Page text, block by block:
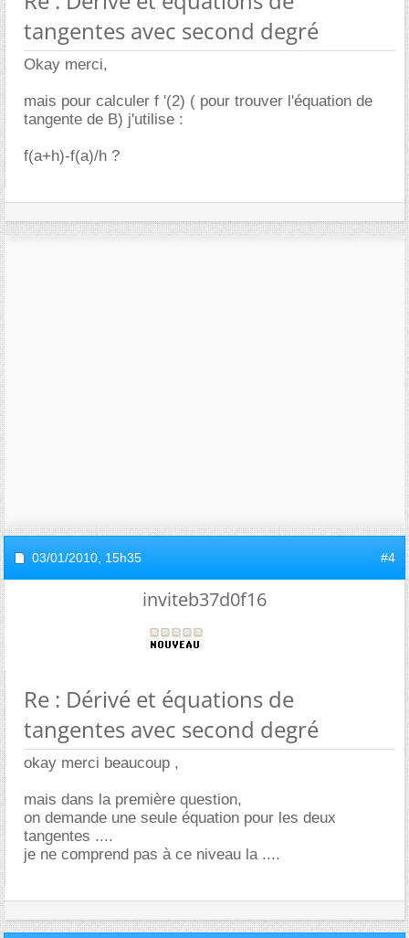
tangentes avec second degré
Okay merci,
mais pour calculer f '(2) ( pour trouver l'équation de
tangente de B) j'utilise :
f(a+h)-f(a)/h ?
03/01/2010, 15h35 #4
inviteb37d0f16
Re : Dérivé et équations de
tangentes avec second degré
okay merci beaucoup ,
mais dans la première question,
on demande une seule équation pour les deux
tangentes ....
je ne comprend pas à ce niveau la ....